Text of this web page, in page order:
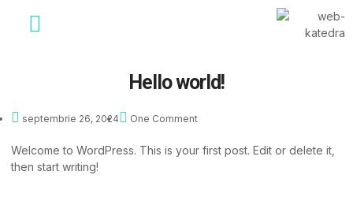
Hello world!
septembrie 26, 2024 One Comment
Welcome to WordPress. This is your first post. Edit or delete it,
then start writing!